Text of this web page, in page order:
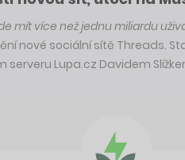
mít více než jednu miliardu
nové sociální sítě Threads.
Lupa.cz Davidem